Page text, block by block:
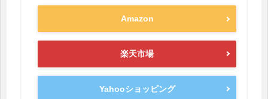
Amazon
楽天市場
Yahooショッピング